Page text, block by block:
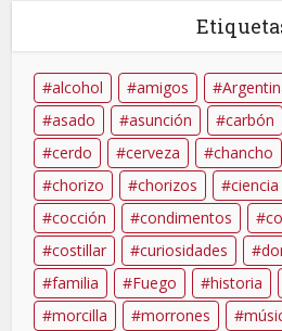
alcohol amigos
asado
asunción carbón
cerdo
cerveza chancho
chorizo
chorizos ciencia
cocción
condimentos
costillar
curiosidades
familia
Fuego historia
morcilla
morrones